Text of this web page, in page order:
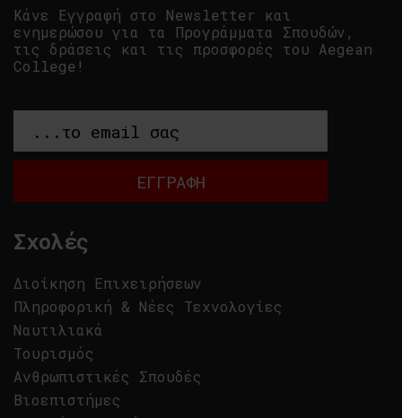
Σχολές
Διοίκηση Επιχειρήσεων
Πληροφορική & Νέες Τεχνολογίες
Ναυτιλιακά
Τουρισμός
Ανθρωπιστικές Σπουδές
Βιοεπιστήμες
Κάνε Εγγραφή στο Newsletter και
ενημερώσου για τα Προγράμματα Σπουδών,
τις δράσεις και τις προσφορές του Aegean
College!